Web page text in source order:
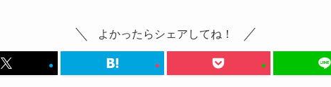
よかったらシェアしてね！